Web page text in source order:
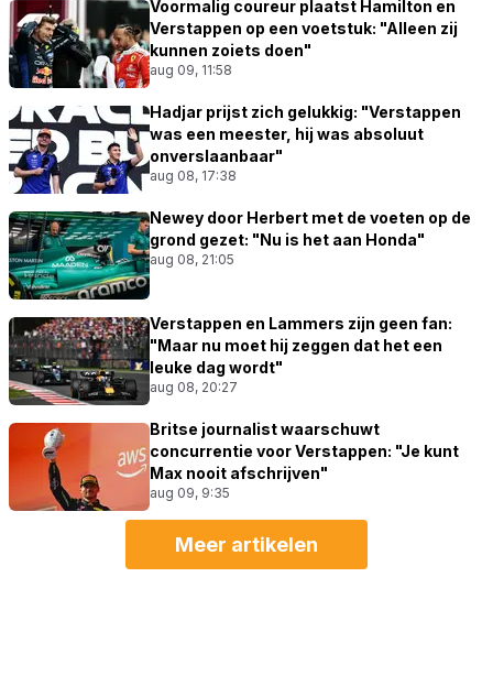
Voormalig coureur plaatst Hamilton en
Verstappen op een voetstuk: "Alleen zij
kunnen zoiets doen"
aug 09, 11:58
Hadjar prijst zich gelukkig: "Verstappen
was een meester, hij was absoluut
onverslaanbaar"
aug 08, 17:38
Newey door Herbert met de voeten op de
grond gezet: "Nu is het aan Honda"
aug 08, 21:05
Verstappen en Lammers zijn geen fan:
"Maar nu moet hij zeggen dat het een
leuke dag wordt"
aug 08, 20:27
Britse journalist waarschuwt
concurrentie voor Verstappen: "Je kunt
Max nooit afschrijven"
aug 09, 9:35
Meer artikelen